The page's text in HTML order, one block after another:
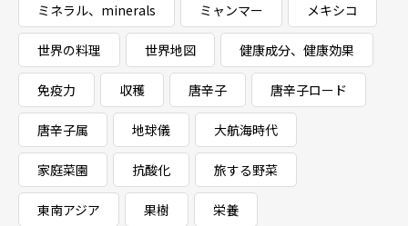
ミネラル、minerals ミャンマー メキシコ
世界の料理 世界地図 健康成分、健康効果
免疫力 収穫 唐辛子 唐辛子ロード
唐辛子属 地球儀 大航海時代
家庭菜園 抗酸化 旅する野菜
東南アジア 果樹 栄養